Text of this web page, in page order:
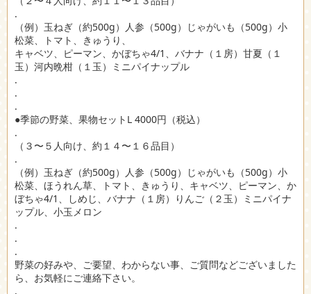
.
（例）玉ねぎ（約500g）人参（500g）じゃがいも（500g）小
松菜、トマト、きゅうり、
キャベツ、ピーマン、かぼちゃ4/1、バナナ（１房）甘夏（１
玉）河内晩柑（１玉）ミニパイナップル
.
.
.
●季節の野菜、果物セットL 4000円（税込）
.
（３〜５人向け、約１４〜１６品目）
.
（例）玉ねぎ（約500g）人参（500g）じゃがいも（500g）小
松菜、ほうれん草、トマト、きゅうり、キャベツ、ピーマン、か
ぼちゃ4/1、しめじ、バナナ（１房）りんご（２玉）ミニパイナ
ップル、小玉メロン
.
.
.
野菜の好みや、ご要望、わからない事、ご質問などございました
ら、お気軽にご連絡下さい。
.